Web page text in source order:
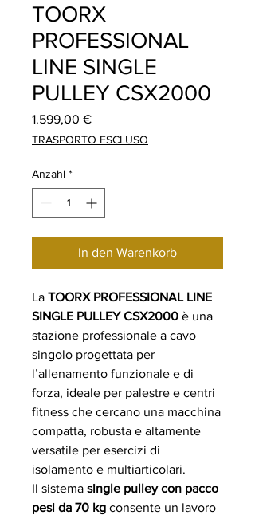
TOORX
PROFESSIONAL
LINE SINGLE
PULLEY CSX2000
1.599,00 €Preis
TRASPORTO ESCLUSO
Anzahl *
In den Warenkorb
La TOORX PROFESSIONAL LINE
SINGLE PULLEY CSX2000 è una
stazione professionale a cavo
singolo progettata per
l’allenamento funzionale e di
forza, ideale per palestre e centri
fitness che cercano una macchina
compatta, robusta e altamente
versatile per esercizi di
isolamento e multiarticolari.
Il sistema single pulley con pacco
pesi da 70 kg consente un lavoro